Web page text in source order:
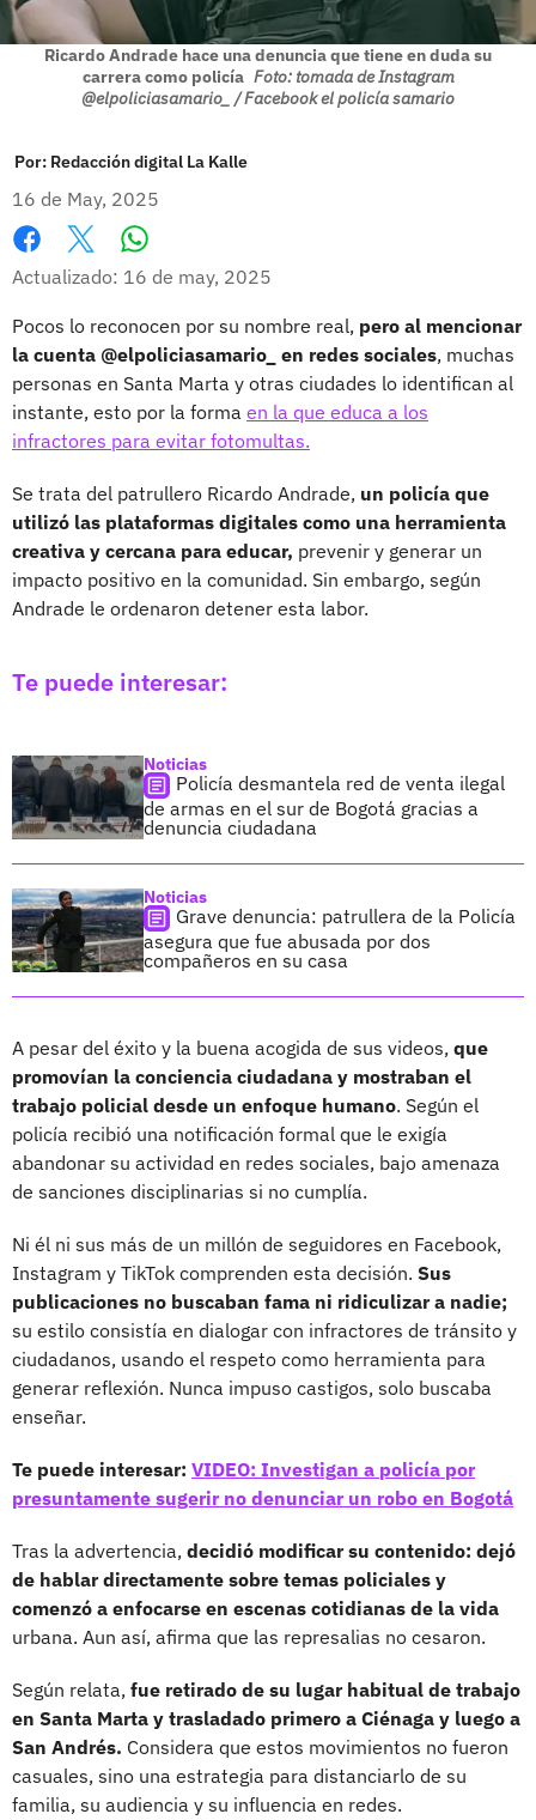
Ricardo Andrade hace una denuncia que tiene en duda su
carrera como policía Foto: tomada de Instagram
@elpoliciasamario_ / Facebook el policía samario
Por: Redacción digital La Kalle
16 de May, 2025
Facebook
X
Actualizado: 16 de may, 2025
Pocos lo reconocen por su nombre real, pero al mencionar
la cuenta @elpoliciasamario_ en redes sociales, muchas
personas en Santa Marta y otras ciudades lo identifican al
instante, esto por la forma en la que educa a los
infractores para evitar fotomultas.
Se trata del patrullero Ricardo Andrade, un policía que
utilizó las plataformas digitales como una herramienta
creativa y cercana para educar, prevenir y generar un
impacto positivo en la comunidad. Sin embargo, según
Andrade le ordenaron detener esta labor.
Te puede interesar:
Noticias
Policía desmantela red de venta ilegal
de armas en el sur de Bogotá gracias a
denuncia ciudadana
Noticias
Grave denuncia: patrullera de la Policía
asegura que fue abusada por dos
compañeros en su casa
A pesar del éxito y la buena acogida de sus videos, que
promovían la conciencia ciudadana y mostraban el
trabajo policial desde un enfoque humano. Según el
policía recibió una notificación formal que le exigía
abandonar su actividad en redes sociales, bajo amenaza
de sanciones disciplinarias si no cumplía.
Ni él ni sus más de un millón de seguidores en Facebook,
Instagram y TikTok comprenden esta decisión. Sus
publicaciones no buscaban fama ni ridiculizar a nadie;
su estilo consistía en dialogar con infractores de tránsito y
ciudadanos, usando el respeto como herramienta para
generar reflexión. Nunca impuso castigos, solo buscaba
enseñar.
Te puede interesar: VIDEO: Investigan a policía por
presuntamente sugerir no denunciar un robo en Bogotá
Tras la advertencia, decidió modificar su contenido: dejó
de hablar directamente sobre temas policiales y
comenzó a enfocarse en escenas cotidianas de la vida
urbana. Aun así, afirma que las represalias no cesaron.
Según relata, fue retirado de su lugar habitual de trabajo
en Santa Marta y trasladado primero a Ciénaga y luego a
San Andrés. Considera que estos movimientos no fueron
casuales, sino una estrategia para distanciarlo de su
familia, su audiencia y su influencia en redes.